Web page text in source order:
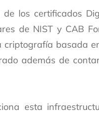
los certificados
de NIST y CAB
basada
además de
esta